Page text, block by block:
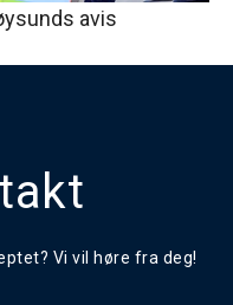
avis
Vi vil høre fra deg!